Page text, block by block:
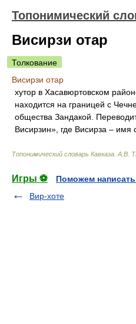
Топонимический
Висирзи отар
Толкование
Висирзи отар
хутор в Хасавюртовском
находится на границей с
общества Зандакой.
Висирзин», где Висирза – имя
Топонимический словарь Кавказа А.В.
Игры ⚽
Поможем
Вир-хоте